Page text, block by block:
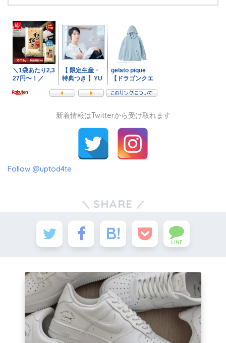
新着情報はTwitterから受け取れます
Follow @uptod4te
SHARE
LINE